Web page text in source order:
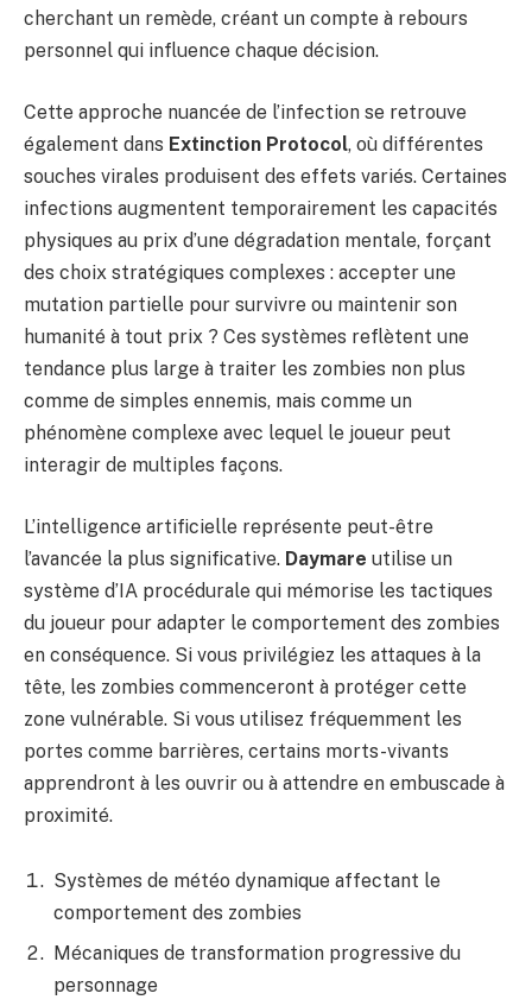
cherchant un remède, créant un compte à rebours
personnel qui influence chaque décision.
Cette approche nuancée de l’infection se retrouve
également dans Extinction Protocol, où différentes
souches virales produisent des effets variés. Certaines
infections augmentent temporairement les capacités
physiques au prix d’une dégradation mentale, forçant
des choix stratégiques complexes : accepter une
mutation partielle pour survivre ou maintenir son
humanité à tout prix ? Ces systèmes reflètent une
tendance plus large à traiter les zombies non plus
comme de simples ennemis, mais comme un
phénomène complexe avec lequel le joueur peut
interagir de multiples façons.
L’intelligence artificielle représente peut-être
l’avancée la plus significative. Daymare utilise un
système d’IA procédurale qui mémorise les tactiques
du joueur pour adapter le comportement des zombies
en conséquence. Si vous privilégiez les attaques à la
tête, les zombies commenceront à protéger cette
zone vulnérable. Si vous utilisez fréquemment les
portes comme barrières, certains morts-vivants
apprendront à les ouvrir ou à attendre en embuscade à
proximité.
Systèmes de météo dynamique affectant le
comportement des zombies
Mécaniques de transformation progressive du
personnage